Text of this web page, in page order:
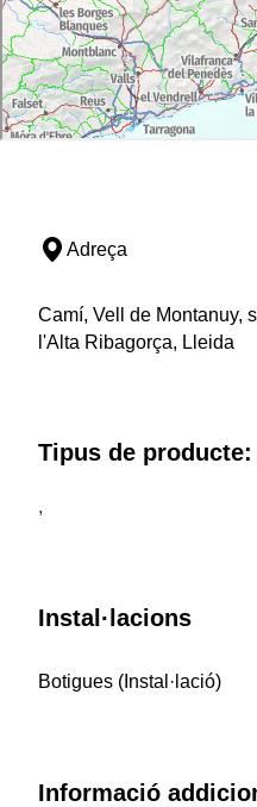
Adreça
Camí, Vell de Montanuy,
l'Alta Ribagorça, Lleida
Tipus de producte:
,
Instal·lacions
Botigues (Instal·lació)
Informació